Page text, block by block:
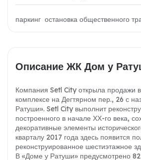
паркинг остановка общественного
Описание ЖК Дом у
Компания Setl City открыла продажи
комплексе на Дегтярном пер., 26 с
Ратуши». Setl City выполнит
построенного в начале ХХ-го века,
декоративные элементы
кварталу 2017 года здесь появится
реконструированное шестиэтажное
В «Доме у Ратуши» предусмотрено